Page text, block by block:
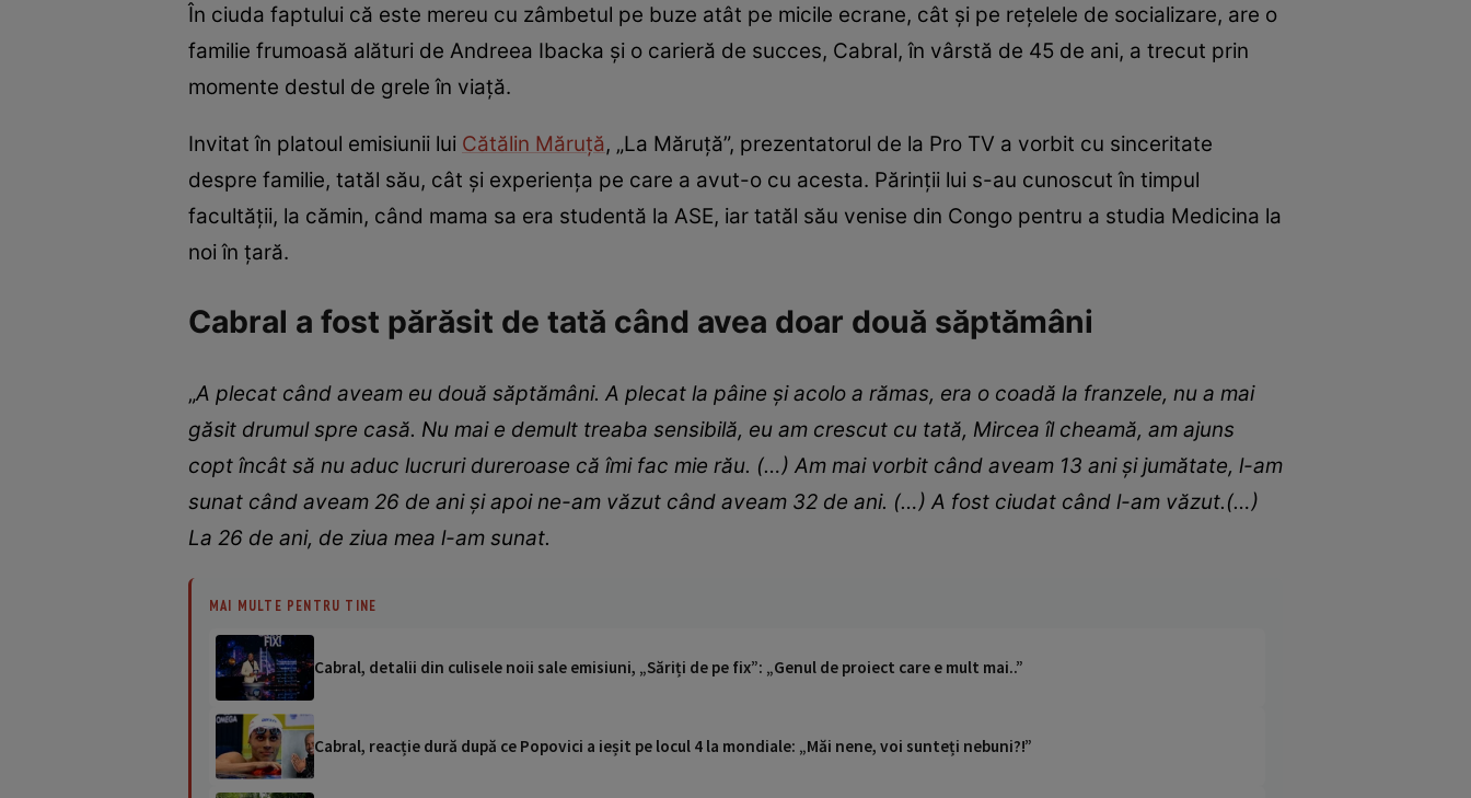
În ciuda faptului că este mereu cu zâmbetul pe buze atât pe micile ecrane, cât și pe rețelele de socializare, are o
familie frumoasă alături de Andreea Ibacka și o carieră de succes, Cabral, în vârstă de 45 de ani, a trecut prin
momente destul de grele în viață.
Invitat în platoul emisiunii lui Cătălin Măruță, „La Măruță”, prezentatorul de la Pro TV a vorbit cu sinceritate
despre familie, tatăl său, cât și experiența pe care a avut-o cu acesta. Părinții lui s-au cunoscut în timpul
facultății, la cămin, când mama sa era studentă la ASE, iar tatăl său venise din Congo pentru a studia Medicina la
noi în țară.
Cabral a fost părăsit de tată când avea doar două săptămâni
„A plecat când aveam eu două săptămâni. A plecat la pâine și acolo a rămas, era o coadă la franzele, nu a mai
găsit drumul spre casă. Nu mai e demult treaba sensibilă, eu am crescut cu tată, Mircea îl cheamă, am ajuns
copt încât să nu aduc lucruri dureroase că îmi fac mie rău. (…) Am mai vorbit când aveam 13 ani și jumătate, l-am
sunat când aveam 26 de ani și apoi ne-am văzut când aveam 32 de ani. (…) A fost ciudat când l-am văzut.(…)
La 26 de ani, de ziua mea l-am sunat.
MAI MULTE PENTRU TINE
Cabral, detalii din culisele noii sale emisiuni, „Săriți de pe fix”: „Genul de proiect care e mult mai..”
Cabral, reacție dură după ce Popovici a ieșit pe locul 4 la mondiale: „Măi nene, voi sunteți nebuni?!”